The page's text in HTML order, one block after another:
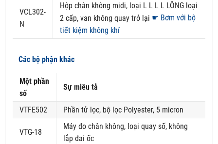
VCL302-
N
Hộp chân không midi, loại L L L L LÔNG loại
2 cấp, van không quay trở lại ☛ Bơm với bộ
tiết kiệm không khí
Các bộ phận khác
Một phần
số
Sự miêu tả
VTFE502 Phần tử lọc, bộ lọc Polyester, 5 micron
VTG-18
Máy đo chân không, loại quay số, không
lắp đai ốc